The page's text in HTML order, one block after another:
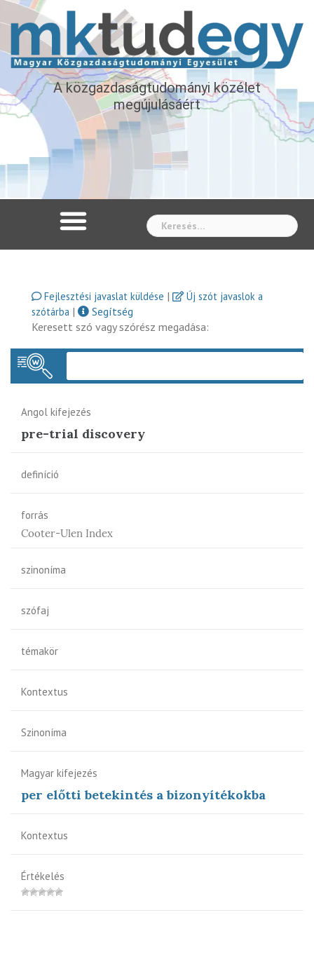
A közgazdaságtudományi közélet
megújulásáért
Fejlesztési javaslat küldése |
Új szót javaslok a
szótárba |
Segítség
Keresett szó vagy szórész megadása:
Angol kifejezés
pre-trial discovery
definíció
forrás
Cooter-Ulen Index
szinoníma
szófaj
témakör
Kontextus
Szinoníma
Magyar kifejezés
per előtti betekintés a bizonyítékokba
Kontextus
Értékelés